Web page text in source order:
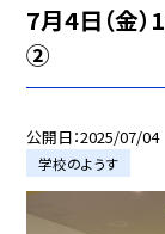
7月4日（金
②
公開日 2025/07/04
学校のようす